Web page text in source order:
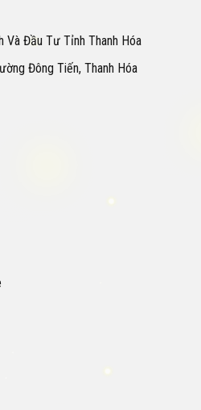
Đầu Tư Tỉnh Thanh Hóa
Đông Tiến, Thanh Hóa